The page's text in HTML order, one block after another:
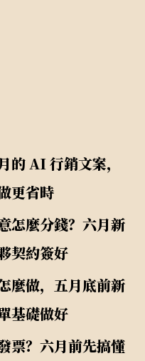
的 AI 行銷文案，
更省時
怎麼分錢？六月新
契約簽好
麼做，五月底前新
基礎做好
票？六月前先搞懂